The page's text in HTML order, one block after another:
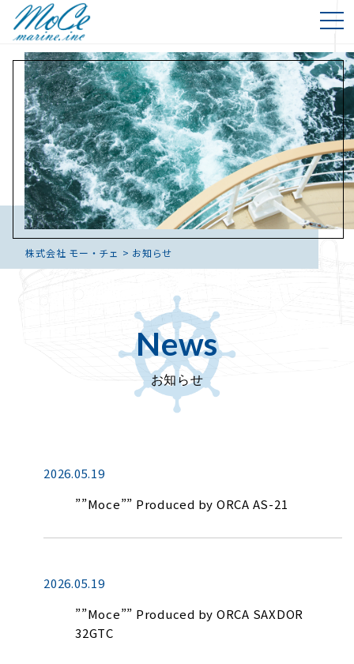
株式会社 モー・チェ > お知らせ
News
お知らせ
2026.05.19
””Moce”” Produced by ORCA AS-21
2026.05.19
””Moce”” Produced by ORCA SAXDOR
32GTC